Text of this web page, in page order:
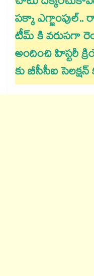
పక్కా
టీమ్ కి వరుసగా
అందించి హిస్టరీ
కు బీసీసీఐ